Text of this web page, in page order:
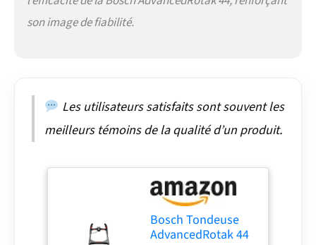
son image de fiabilité.
Les utilisateurs satisfaits sont souvent les
meilleurs témoins de la qualité d’un produit.
Bosch Tondeuse
AdvancedRotak 44